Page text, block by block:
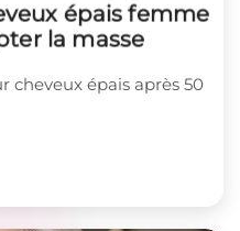
épais femme
la masse
cheveux épais après 50